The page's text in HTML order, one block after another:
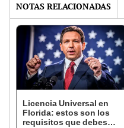
NOTAS RELACIONADAS
Licencia Universal en
Florida: estos son los
requisitos que debes